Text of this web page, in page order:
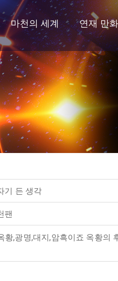
마천의 세계 연재 만화
기 든 생각
팬
,광명,대지,암흑이죠 옥황